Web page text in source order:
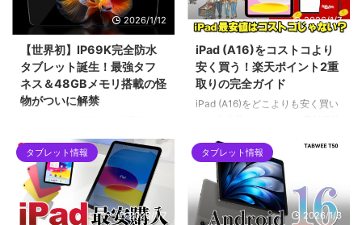
プレイ、100W急速充電など、コ
ンパクトな筐体に詰め込まれた驚
います。ハイエンドな小型タブレ
ットを求めるユーザーにとって、
2026年現在の最有力候補となる1
台です。
騒動を時系列で解説します。迅速
な対応で評価を上げたメーカー
は？手元の「Alldocube iPlay 60
mini pro」を例に、画像付きで対
策アップデートの手順も詳しくご
紹介します。
2026/1/12
【世界初】IP69K完全防水
タブレット誕生！最強タフ
ネス＆48GBメモリ搭載の怪
物がついに解禁
IP69K完全防水タブレット
「Blackview MEGA 12」。12.2
インチ2.4K液晶、Dimensity
7200、最大48GBメモリ搭載の
フラッグシップ性能を誇りなが
ら、早期割引で299ドルという驚
2026/1/7
iPad (A16)をコストコより
安く買う！楽天ポイント2重
取りの完全ガイド
iPad (A16)をどこよりも安く買い
ント2重取りルート」を徹底解説
します。SPU（ポイントアップ）
やお買い物マラソンをフル活用し
て、実質5万円台前半で手に入れ
る具体的な手順や、初心者がハマ
タブレット情報
2026/1/7
タブレット情報
2026/1/3